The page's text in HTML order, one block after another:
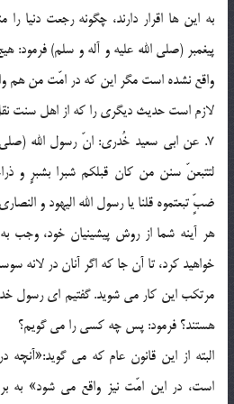
به این ها اقرار دارند، چگونه رجعت دنیا
پیغمبر (صلی الله علیه و آله و سلم) فرمود:
واقع نشده است مگر این که در امّت من هم
لازم است حدیث دیگری را که از اهل سنت نقل
7. عن ابی سعید خُدری: انّ رسول الله (صلی
لتتبعنّ سنن من کان قبلکم شبرا بشبرٍ و
ضبٍّ تبعتموه قلنا یا رسول الله الیهود و النصاری
هر آینه شما از روش پیشینیان خود، وجب
خواهید کرد، تا آن جا که اگر آنان در لانه
مرتکب این کار می شوید. گفتیم ای رسول
هستند؟ فرمود: پس چه کسی را می گویم؟
البته از این قانون عام که می
است، در این امّت نیز واقع می شود» به